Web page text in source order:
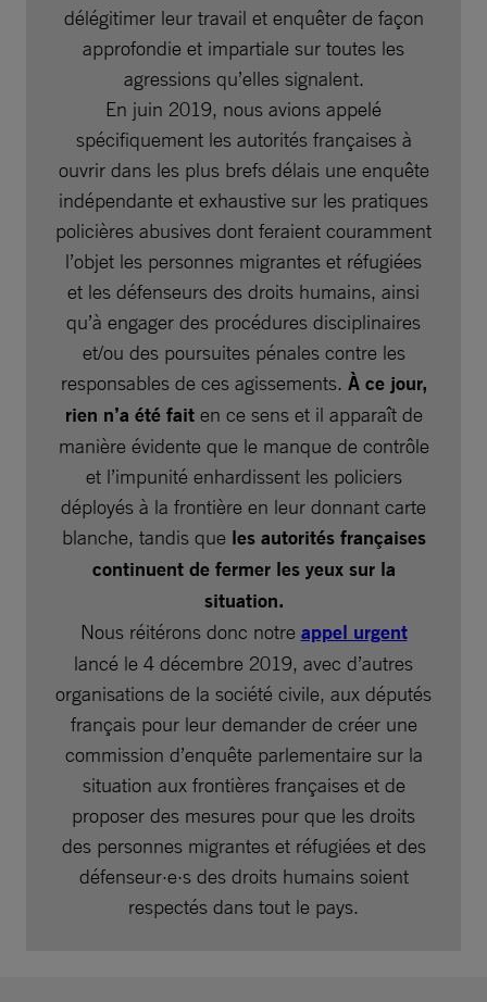
délégitimer leur travail et enquêter de façon
approfondie et impartiale sur toutes les
agressions qu’elles signalent.
En juin 2019, nous avions appelé
spécifiquement les autorités françaises à
ouvrir dans les plus brefs délais une enquête
indépendante et exhaustive sur les pratiques
policières abusives dont feraient couramment
l’objet les personnes migrantes et réfugiées
et les défenseurs des droits humains, ainsi
qu’à engager des procédures disciplinaires
et/ou des poursuites pénales contre les
responsables de ces agissements. À ce jour,
rien n’a été fait en ce sens et il apparaît de
manière évidente que le manque de contrôle
et l’impunité enhardissent les policiers
déployés à la frontière en leur donnant carte
blanche, tandis que les autorités françaises
continuent de fermer les yeux sur la
situation.
Nous réitérons donc notre appel urgent
lancé le 4 décembre 2019, avec d’autres
organisations de la société civile, aux députés
français pour leur demander de créer une
commission d’enquête parlementaire sur la
situation aux frontières françaises et de
proposer des mesures pour que les droits
des personnes migrantes et réfugiées et des
défenseur·e·s des droits humains soient
respectés dans tout le pays.